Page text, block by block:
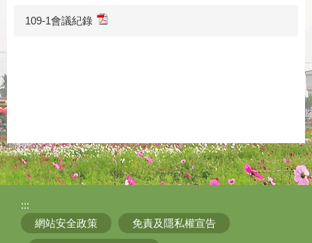
109-1會議紀錄
:::
網站安全政策
免責及隱私權宣告